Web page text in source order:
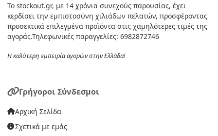
Το stockout.gr, με 14 χρόνια συνεχούς παρουσίας, έχει
κερδίσει την εμπιστοσύνη χιλιάδων πελατών, προσφέροντας
προσεκτικά επιλεγμένα προϊόντα στις χαμηλότερες τιμές της
αγοράς.Τηλεφωνικές παραγγελίες: 6982872746
Η καλύτερη εμπειρία αγορών στην Ελλάδα!
Γρήγοροι Σύνδεσμοι
Αρχική Σελίδα
Σχετικά με εμάς